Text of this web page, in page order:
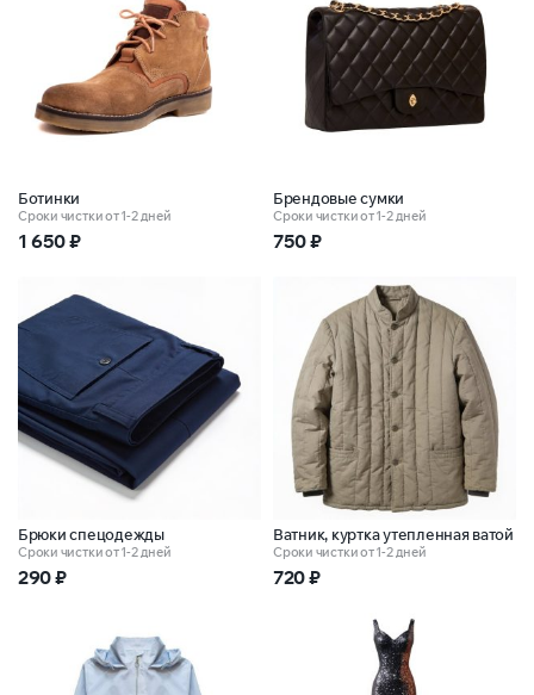
Ботинки
Сроки чистки от 1-2 дней
1 650₽
Брендовые сумки
Сроки чистки от 1-2 дней
750₽
Брюки спецодежды
Сроки чистки от 1-2 дней
290₽
Ватник, куртка утепленная ватой
Сроки чистки от 1-2 дней
720₽